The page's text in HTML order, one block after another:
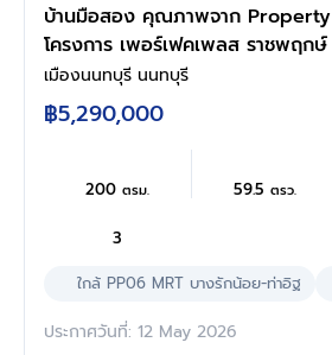
บ้านมือสอง คุณภาพจาก
โครงการ เพอร์เฟคเพลส ราชพฤก
ราชพฤกษ์ เชื่อมต่อถนนรัตนาธิเบศร์
สายสีม่วง "สถานีบางรักน้อยท่าอิฐ"
"กาญจนาภิเษก" และเซ็นทรัล เวสต์วิ
59.5 ตร.ว. พื้นที่ใช้สอย 200 ตร.ม.
ห้องน้ำ จอดรถได้ 2 คัน
เมืองนนทบุรี นนทบุรี
฿5,290,000
200ตรม. 59.5ตรว.
3
ใกล้ PP06 MRT บางรักน้อย-ท่าอิฐ
ประกาศวันที่: 12 May 2026